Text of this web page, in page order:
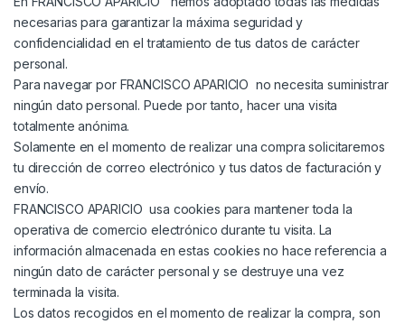
necesarias para garantizar la máxima seguridad y
confidencialidad en el tratamiento de tus datos de carácter
personal.
Para navegar por FRANCISCO APARICIO no necesita suministrar
ningún dato personal. Puede por tanto, hacer una visita
totalmente anónima.
Solamente en el momento de realizar una compra solicitaremos
tu dirección de correo electrónico y tus datos de facturación y
envío.
FRANCISCO APARICIO usa cookies para mantener toda la
operativa de comercio electrónico durante tu visita. La
información almacenada en estas cookies no hace referencia a
ningún dato de carácter personal y se destruye una vez
terminada la visita.
Los datos recogidos en el momento de realizar la compra, son